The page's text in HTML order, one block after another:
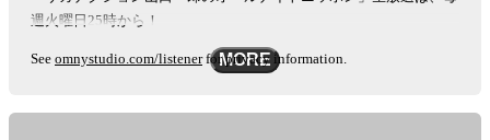
週火曜日25時から！
See omnystudio.com/listenerfor privacy information.
MORE